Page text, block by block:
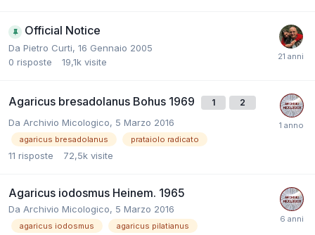
Official Notice
Da Pietro Curti, 16 Gennaio 2005
0 risposte 19,1k visite
Agaricus bresadolanus Bohus 1969 1 2
Da Archivio Micologico, 5 Marzo 2016
agaricus bresadolanus prataiolo radicato
11 risposte 72,5k visite
Agaricus iodosmus Heinem. 1965
Da Archivio Micologico, 5 Marzo 2016
agaricus iodosmus agaricus pilatianus